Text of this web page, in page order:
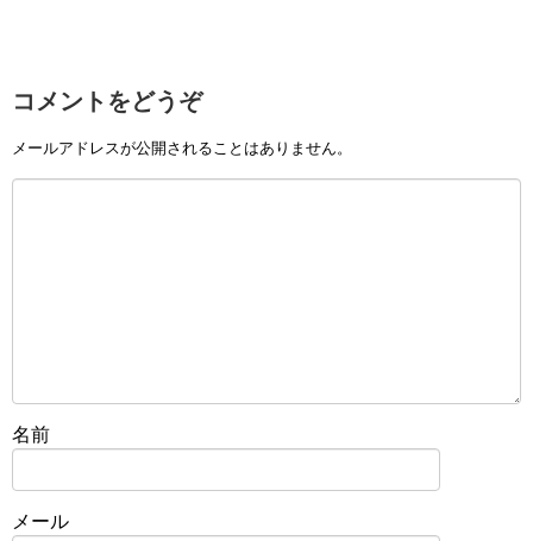
コメントをどうぞ
メールアドレスが公開されることはありません。
名前
メール